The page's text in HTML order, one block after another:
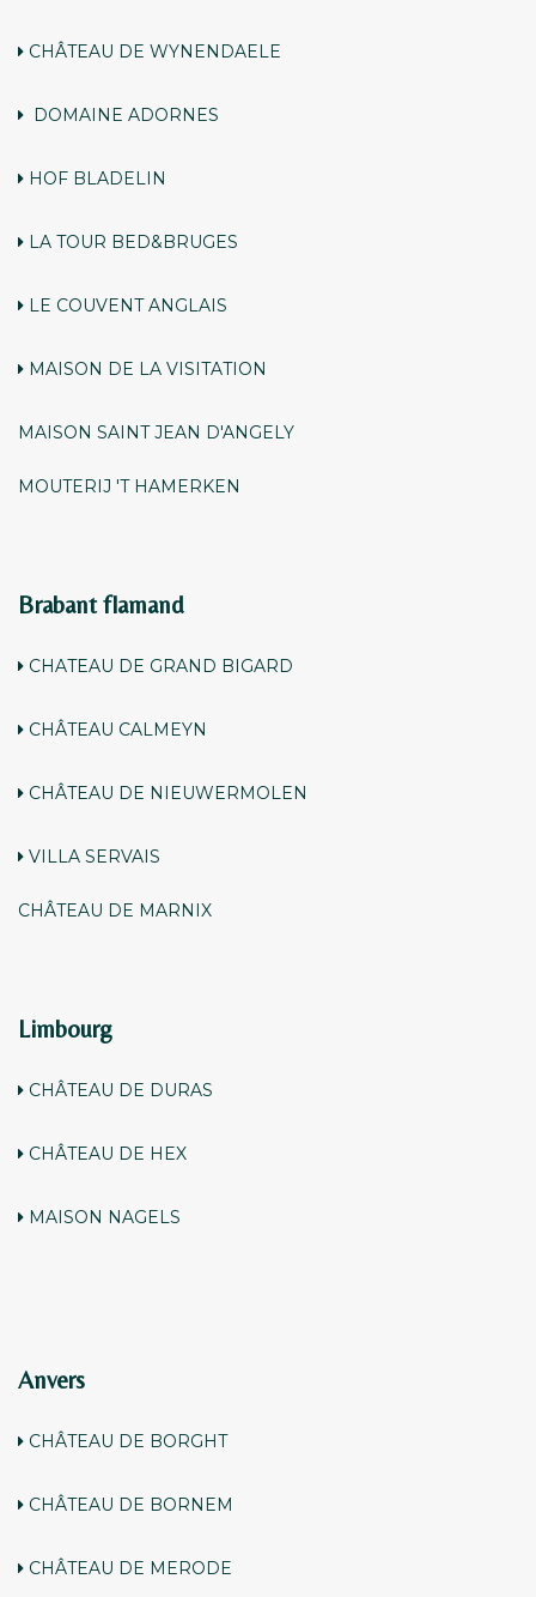
CHÂTEAU DE WYNENDAELE
DOMAINE ADORNES
HOF BLADELIN
LA TOUR BED&BRUGES
LE COUVENT ANGLAIS
MAISON DE LA VISITATION
MAISON SAINT JEAN D'ANGELY
MOUTERIJ 'T HAMERKEN
Brabant flamand
CHATEAU DE GRAND BIGARD
CHÂTEAU CALMEYN
CHÂTEAU DE NIEUWERMOLEN
VILLA SERVAIS
CHÂTEAU DE MARNIX
Limbourg
CHÂTEAU DE DURAS
CHÂTEAU DE HEX
MAISON NAGELS
Anvers
CHÂTEAU DE BORGHT
CHÂTEAU DE BORNEM
CHÂTEAU DE MERODE